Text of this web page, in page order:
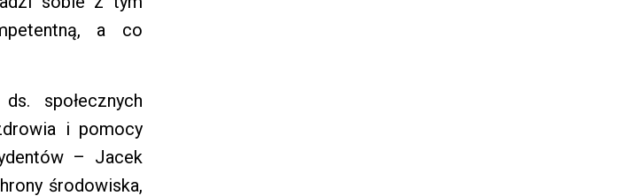
a co
społecznych
i pomocy
– Jacek
środowiska,